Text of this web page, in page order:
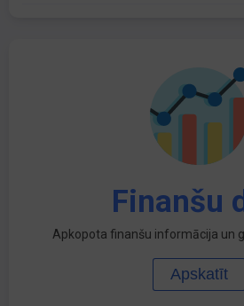
Finanšu
Apkopota finanšu informācija un
Apskatīt